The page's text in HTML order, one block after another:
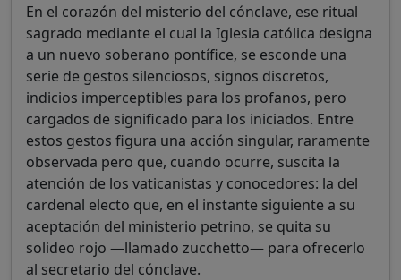
En el corazón del misterio del cónclave, ese ritual
sagrado mediante el cual la Iglesia católica designa
a un nuevo soberano pontífice, se esconde una
serie de gestos silenciosos, signos discretos,
indicios imperceptibles para los profanos, pero
cargados de significado para los iniciados. Entre
estos gestos figura una acción singular, raramente
observada pero que, cuando ocurre, suscita la
atención de los vaticanistas y conocedores: la del
cardenal electo que, en el instante siguiente a su
aceptación del ministerio petrino, se quita su
solideo rojo —llamado zucchetto— para ofrecerlo
al secretario del cónclave.